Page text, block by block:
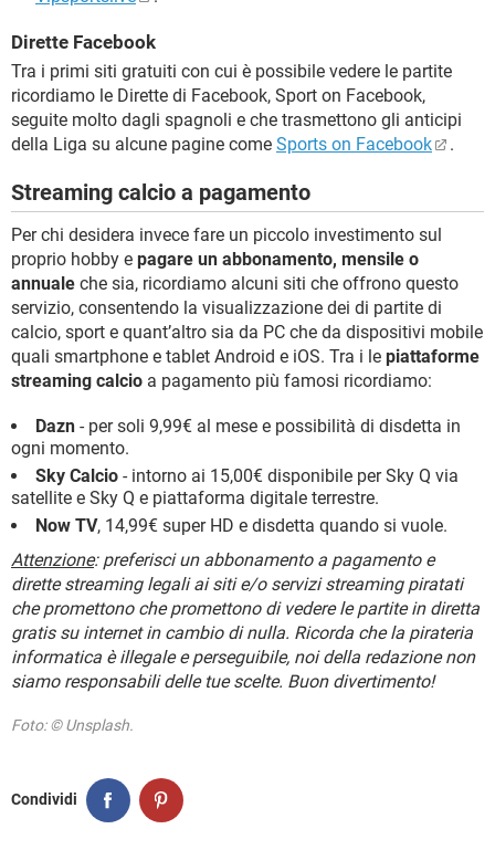
Dirette Facebook
Tra i primi siti gratuiti con cui è possibile vedere le partite
ricordiamo le Dirette di Facebook, Sport on Facebook,
seguite molto dagli spagnoli e che trasmettono gli anticipi
della Liga su alcune pagine come Sports on Facebook .
Streaming calcio a pagamento
Per chi desidera invece fare un piccolo investimento sul
proprio hobby e pagare un abbonamento, mensile o
annuale che sia, ricordiamo alcuni siti che offrono questo
servizio, consentendo la visualizzazione dei di partite di
calcio, sport e quant’altro sia da PC che da dispositivi mobile
quali smartphone e tablet Android e iOS. Tra i le piattaforme
streaming calcio a pagamento più famosi ricordiamo:
Dazn - per soli 9,99€ al mese e possibilità di disdetta in
ogni momento.
Sky Calcio - intorno ai 15,00€ disponibile per Sky Q via
satellite e Sky Q e piattaforma digitale terrestre.
Now TV, 14,99€ super HD e disdetta quando si vuole.
Attenzione: preferisci un abbonamento a pagamento e
dirette streaming legali ai siti e/o servizi streaming piratati
che promettono che promettono di vedere le partite in diretta
gratis su internet in cambio di nulla. Ricorda che la pirateria
informatica è illegale e perseguibile, noi della redazione non
siamo responsabili delle tue scelte. Buon divertimento!
Foto: © Unsplash.
Condividi